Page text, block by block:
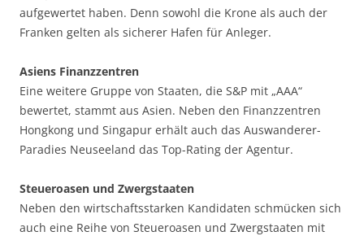
aufgewertet haben. Denn sowohl die Krone als auch der
Franken gelten als sicherer Hafen für Anleger.
Asiens Finanzzentren
Eine weitere Gruppe von Staaten, die S&P mit „AAA“
bewertet, stammt aus Asien. Neben den Finanzzentren
Hongkong und Singapur erhält auch das Auswanderer-
Paradies Neuseeland das Top-Rating der Agentur.
Steueroasen und Zwergstaaten
Neben den wirtschaftsstarken Kandidaten schmücken sich
auch eine Reihe von Steueroasen und Zwergstaaten mit